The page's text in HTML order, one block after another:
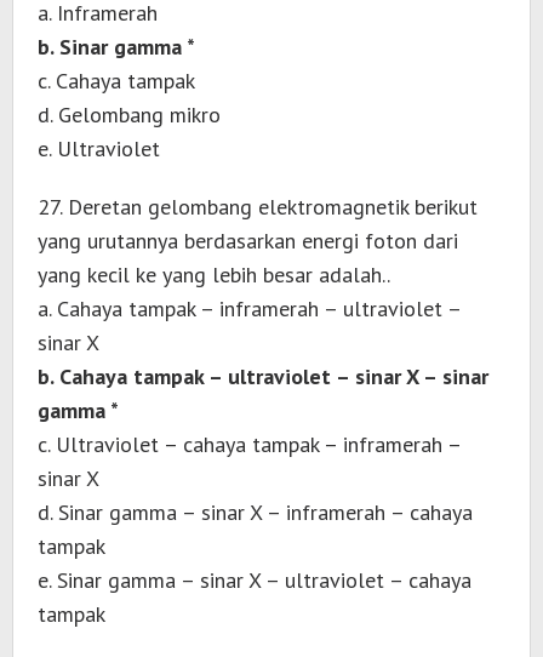
a. Inframerah
b. Sinar gamma *
c. Cahaya tampak
d. Gelombang mikro
e. Ultraviolet
27. Deretan gelombang elektromagnetik berikut
yang urutannya berdasarkan energi foton dari
yang kecil ke yang lebih besar adalah..
a. Cahaya tampak – inframerah – ultraviolet –
sinar X
b. Cahaya tampak – ultraviolet – sinar X – sinar
gamma *
c. Ultraviolet – cahaya tampak – inframerah –
sinar X
d. Sinar gamma – sinar X – inframerah – cahaya
tampak
e. Sinar gamma – sinar X – ultraviolet – cahaya
tampak